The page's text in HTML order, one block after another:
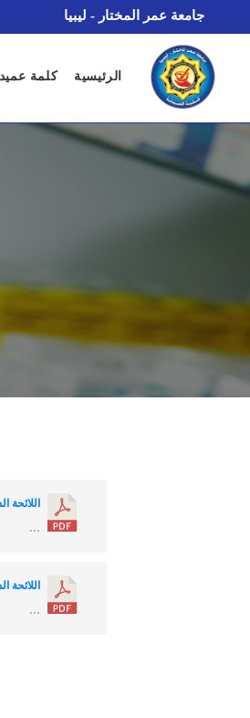
جامعة عمر المختار - ليبيا
الرئيسية كلمة عميد
اللائحة
...
اللائحة
...